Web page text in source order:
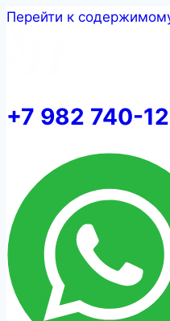
Перейти к
+7 982 740-